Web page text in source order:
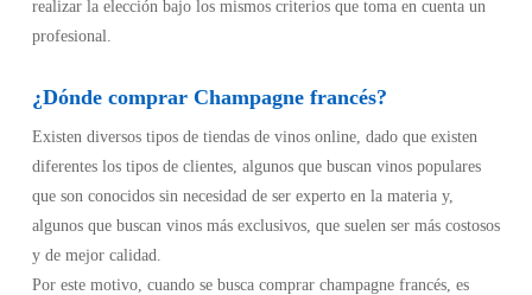
realizar la elección bajo los mismos criterios que toma en cuenta un
profesional.
¿Dónde comprar Champagne francés?
Existen diversos tipos de tiendas de vinos online, dado que existen
diferentes los tipos de clientes, algunos que buscan vinos populares
que son conocidos sin necesidad de ser experto en la materia y,
algunos que buscan vinos más exclusivos, que suelen ser más costosos
y de mejor calidad.
Por este motivo, cuando se busca comprar champagne francés, es